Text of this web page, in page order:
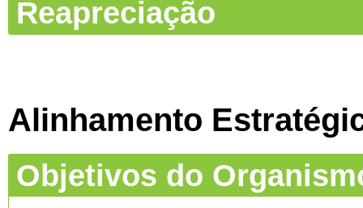
Reapreciação
Alinhamento
Objetivos do